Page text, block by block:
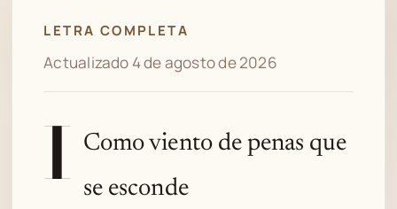
LETRA COMPLETA
Actualizado 4 de agosto de 2026
I Como viento de penas que
se esconde